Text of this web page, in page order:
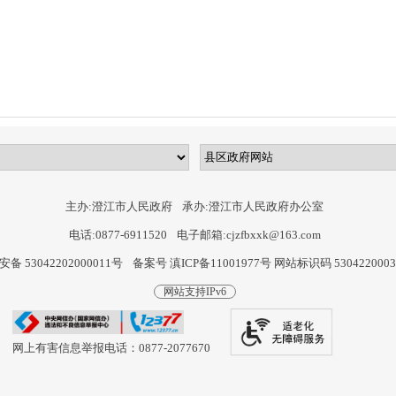
主办:澄江市人民政府 承办:澄江市人民政府办公室
电话:0877-6911520 电子邮箱:cjzfbxxk@163.com
备 53042202000011号 备案号 滇ICP备11001977号网站标识码 5304220003
网站支持IPv6
网上有害信息举报电话：0877-2077670